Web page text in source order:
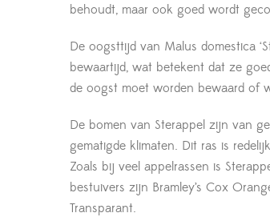
behoudt, maar ook goed wordt
De oogsttijd van Malus domestica
bewaartijd, wat betekent dat ze
de oogst moet worden bewaard of
De bomen van Sterappel zijn van
gematigde klimaten. Dit ras is
Zoals bij veel appelrassen is
bestuivers zijn Bramley’s Cox
Transparant.